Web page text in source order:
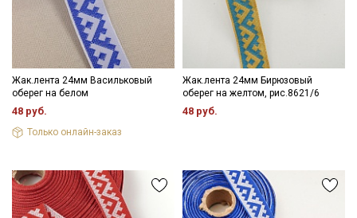
Цветопередача (тон) может отличаться от оригинального
цвета ткани в зависимости от настроек вашего монитора и в
зависимости от партии.
Жак.лента 24мм Васильковый
оберег на белом
48 руб.
Только онлайн-заказ
Жак.лента 24мм Бирюзовый
оберег на желтом, рис.8621/6
48 руб.
Мы публикуем здесь дополнительные